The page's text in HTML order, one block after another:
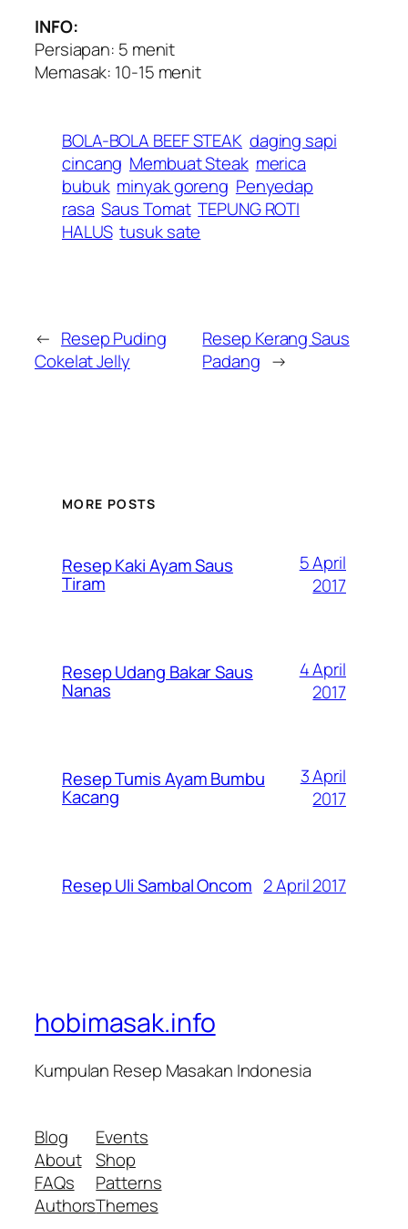
INFO:
Persiapan: 5 menit
Memasak: 10-15 menit
BOLA-BOLA BEEF STEAK daging sapi
cincang Membuat Steak merica
bubuk minyak goreng Penyedap
rasa Saus Tomat TEPUNG ROTI
HALUS tusuk sate
← Resep Puding
Cokelat Jelly
Resep Kerang Saus
Padang →
MORE POSTS
Resep Kaki Ayam Saus
Tiram
5 April
2017
Resep Udang Bakar Saus
Nanas
4 April
2017
Resep Tumis Ayam Bumbu
Kacang
3 April
2017
Resep Uli Sambal Oncom 2 April 2017
hobimasak.info
Kumpulan Resep Masakan Indonesia
Blog
About
FAQs
Authors
Events
Shop
Patterns
Themes